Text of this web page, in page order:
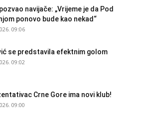
navijače: „Vrijeme je da Pod
ponovo bude kao nekad“
09:06
se predstavila efektnim golom
09:02
Crne Gore ima novi klub!
09:00